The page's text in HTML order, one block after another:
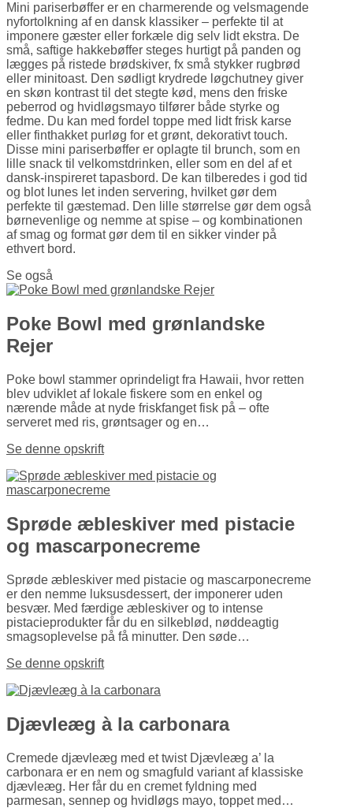
Mini pariserbøffer er en charmerende og velsmagende
nyfortolkning af en dansk klassiker – perfekte til at
imponere gæster eller forkæle dig selv lidt ekstra. De
små, saftige hakkebøffer steges hurtigt på panden og
lægges på ristede brødskiver, fx små stykker rugbrød
eller minitoast. Den sødligt krydrede løgchutney giver
en skøn kontrast til det stegte kød, mens den friske
peberrod og hvidløgsmayo tilfører både styrke og
fedme. Du kan med fordel toppe med lidt frisk karse
eller finthakket purløg for et grønt, dekorativt touch.
Disse mini pariserbøffer er oplagte til brunch, som en
lille snack til velkomstdrinken, eller som en del af et
dansk-inspireret tapasbord. De kan tilberedes i god tid
og blot lunes let inden servering, hvilket gør dem
perfekte til gæstemad. Den lille størrelse gør dem også
børnevenlige og nemme at spise – og kombinationen
af smag og format gør dem til en sikker vinder på
ethvert bord.
Se også
Poke Bowl med grønlandske
Rejer
Poke bowl stammer oprindeligt fra Hawaii, hvor retten
blev udviklet af lokale fiskere som en enkel og
nærende måde at nyde friskfanget fisk på – ofte
serveret med ris, grøntsager og en…
Se denne opskrift
Sprøde æbleskiver med pistacie
og mascarponecreme
Sprøde æbleskiver med pistacie og mascarponecreme
er den nemme luksusdessert, der imponerer uden
besvær. Med færdige æbleskiver og to intense
pistacieprodukter får du en silkeblød, nøddeagtig
smagsoplevelse på få minutter. Den søde…
Se denne opskrift
Djævleæg à la carbonara
Cremede djævleæg med et twist Djævleæg a’ la
carbonara er en nem og smagfuld variant af klassiske
djævleæg. Her får du en cremet fyldning med
parmesan, sennep og hvidløgs mayo, toppet med…